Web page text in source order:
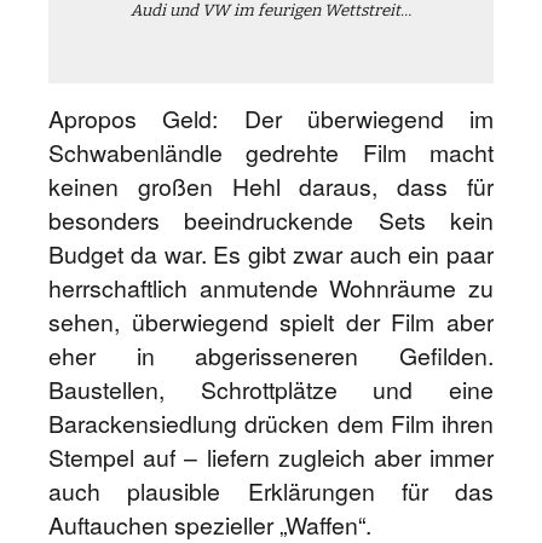
Audi und VW im feurigen Wettstreit…
Apropos Geld: Der überwiegend im
Schwabenländle gedrehte Film macht
keinen großen Hehl daraus, dass für
besonders beeindruckende Sets kein
Budget da war. Es gibt zwar auch ein paar
herrschaftlich anmutende Wohnräume zu
sehen, überwiegend spielt der Film aber
eher in abgerisseneren Gefilden.
Baustellen, Schrottplätze und eine
Barackensiedlung drücken dem Film ihren
Stempel auf – liefern zugleich aber immer
auch plausible Erklärungen für das
Auftauchen spezieller „Waffen“.